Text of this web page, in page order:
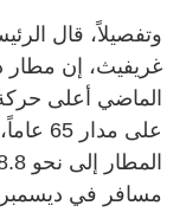
وتفصيلاً، قال
غريفيث، إن مطار
الماضي أعلى
على